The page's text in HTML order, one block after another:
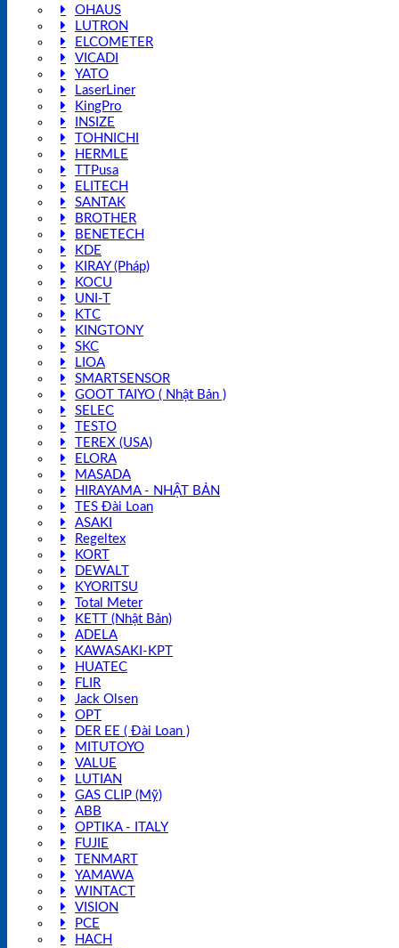
OHAUS
LUTRON
ELCOMETER
VICADI
YATO
LaserLiner
KingPro
INSIZE
TOHNICHI
HERMLE
TTPusa
ELITECH
SANTAK
BROTHER
BENETECH
KDE
KIRAY (Pháp)
KOCU
UNI-T
KTC
KINGTONY
SKC
LIOA
SMARTSENSOR
GOOT TAIYO ( Nhật Bản )
SELEC
TESTO
TEREX (USA)
ELORA
MASADA
HIRAYAMA - NHẬT BẢN
TES Đài Loan
ASAKI
Regeltex
KORT
DEWALT
KYORITSU
Total Meter
KETT (Nhật Bản)
ADELA
KAWASAKI-KPT
HUATEC
FLIR
Jack Olsen
OPT
DER EE ( Đài Loan )
MITUTOYO
VALUE
LUTIAN
GAS CLIP (Mỹ)
ABB
OPTIKA - ITALY
FUJIE
TENMART
YAMAWA
WINTACT
VISION
PCE
HACH